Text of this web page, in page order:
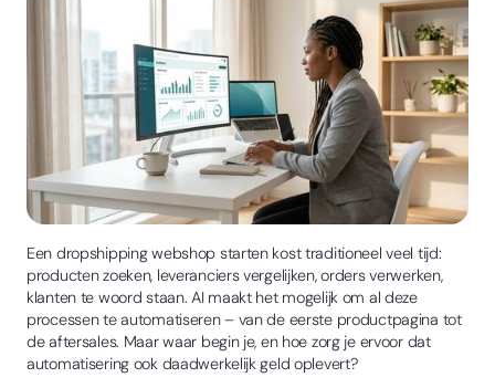
Een dropshipping webshop starten kost traditioneel veel tijd:
producten zoeken, leveranciers vergelijken, orders verwerken,
klanten te woord staan. AI maakt het mogelijk om al deze
processen te automatiseren – van de eerste productpagina tot
de aftersales. Maar waar begin je, en hoe zorg je ervoor dat
automatisering ook daadwerkelijk geld oplevert?